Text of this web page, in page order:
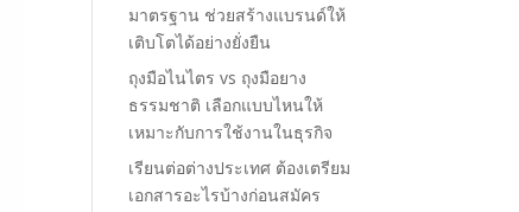
มาตรฐาน ช่วยสร้างแบรนด์ให้
เติบโตได้อย่างยั่งยืน
ถุงมือไนไตร vs ถุงมือยาง
ธรรมชาติ เลือกแบบไหนให้
เหมาะกับการใช้งานในธุรกิจ
เรียนต่อต่างประเทศ ต้องเตรียม
เอกสารอะไรบ้างก่อนสมัคร